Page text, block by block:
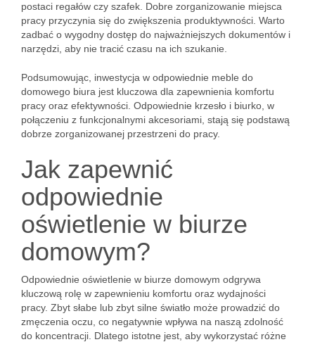
postaci regałów czy szafek. Dobre zorganizowanie miejsca
pracy przyczynia się do zwiększenia produktywności. Warto
zadbać o wygodny dostęp do najważniejszych dokumentów i
narzędzi, aby nie tracić czasu na ich szukanie.
Podsumowując, inwestycja w odpowiednie meble do
domowego biura jest kluczowa dla zapewnienia komfortu
pracy oraz efektywności. Odpowiednie krzesło i biurko, w
połączeniu z funkcjonalnymi akcesoriami, stają się podstawą
dobrze zorganizowanej przestrzeni do pracy.
Jak zapewnić
odpowiednie
oświetlenie w biurze
domowym?
Odpowiednie oświetlenie w biurze domowym odgrywa
kluczową rolę w zapewnieniu komfortu oraz wydajności
pracy. Zbyt słabe lub zbyt silne światło może prowadzić do
zmęczenia oczu, co negatywnie wpływa na naszą zdolność
do koncentracji. Dlatego istotne jest, aby wykorzystać różne